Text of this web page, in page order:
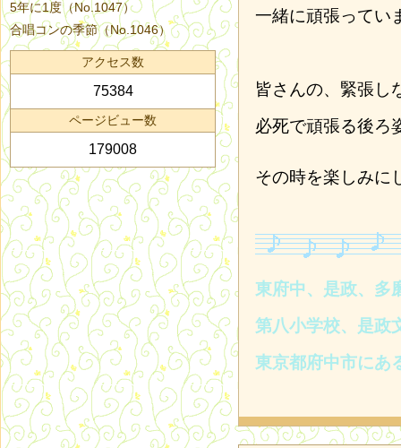
一緒に頑張ってい
皆さんの、緊張し
必死で頑張る後ろ
その時を楽しみに
東府中、是政、多
第八小学校、是政
東京都府中市にあ
5年に1度（No.1047）
合唱コンの季節（No.1046）
アクセス数
75384
ページビュー数
179008